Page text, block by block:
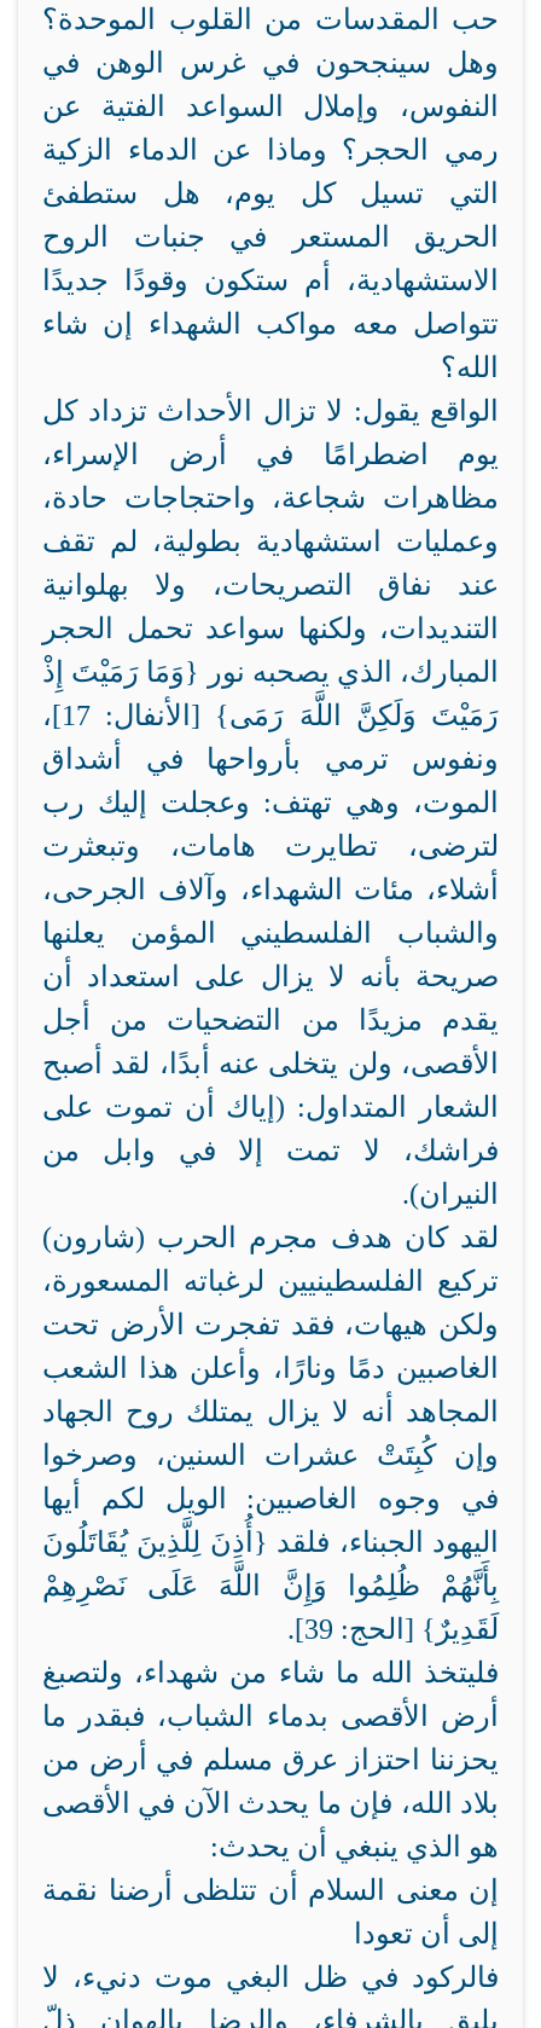
حب المقدسات من القلوب الموحدة؟
وهل سينجحون في غرس الوهن في
النفوس، وإملال السواعد الفتية عن
رمي الحجر؟ وماذا عن الدماء الزكية
التي تسيل كل يوم، هل ستطفئ
الحريق المستعر في جنبات الروح
الاستشهادية، أم ستكون وقودًا جديدًا
تتواصل معه مواكب الشهداء إن شاء
الله؟
الواقع يقول: لا تزال الأحداث تزداد كل
يوم اضطرامًا في أرض الإسراء،
مظاهرات شجاعة، واحتجاجات حادة،
وعمليات استشهادية بطولية، لم تقف
عند نفاق التصريحات، ولا بهلوانية
التنديدات، ولكنها سواعد تحمل الحجر
المبارك، الذي يصحبه نور {وَمَا رَمَيْتَ إِذْ
رَمَيْتَ وَلَكِنَّ اللَّهَ رَمَى} [الأنفال: 17]،
ونفوس ترمي بأرواحها في أشداق
الموت، وهي تهتف: وعجلت إليك رب
لترضى، تطايرت هامات، وتبعثرت
أشلاء، مئات الشهداء، وآلاف الجرحى،
والشباب الفلسطيني المؤمن يعلنها
صريحة بأنه لا يزال على استعداد أن
يقدم مزيدًا من التضحيات من أجل
الأقصى، ولن يتخلى عنه أبدًا، لقد أصبح
الشعار المتداول: (إياك أن تموت على
فراشك، لا تمت إلا في وابل من
النيران).
لقد كان هدف مجرم الحرب (شارون)
تركيع الفلسطينيين لرغباته المسعورة،
ولكن هيهات، فقد تفجرت الأرض تحت
الغاصبين دمًا ونارًا، وأعلن هذا الشعب
المجاهد أنه لا يزال يمتلك روح الجهاد
وإن كُبِتَتْ عشرات السنين، وصرخوا
في وجوه الغاصبين: الويل لكم أيها
اليهود الجبناء، فلقد {أُذِنَ لِلَّذِينَ يُقَاتَلُونَ
بِأَنَّهُمْ ظُلِمُوا وَإِنَّ اللَّهَ عَلَى نَصْرِهِمْ
لَقَدِيرٌ} [الحج: 39].
فليتخذ الله ما شاء من شهداء، ولتصبغ
أرض الأقصى بدماء الشباب، فبقدر ما
يحزننا احتزاز عرق مسلم في أرض من
بلاد الله، فإن ما يحدث الآن في الأقصى
هو الذي ينبغي أن يحدث:
إن معنى السلام أن تتلظى أرضنا نقمة
إلى أن تعودا
فالركود في ظل البغي موت دنيء، لا
يليق بالشرفاء، والرضا بالهوان ذلّ